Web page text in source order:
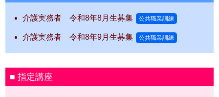
介護実務者 令和8年8月生募集 公共職業訓練
介護実務者 令和8年9月生募集 公共職業訓練
指定講座